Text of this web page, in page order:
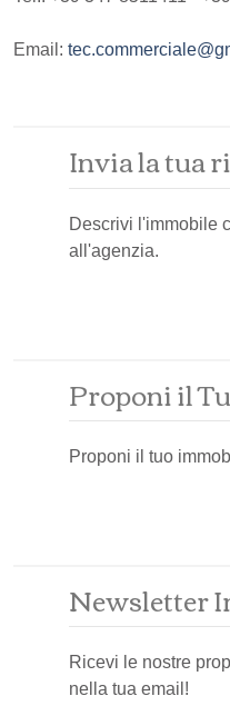
Email:
Invia la tua
Descrivi l'immobile
all'agenzia.
Proponi il
Proponi il tuo
Newsletter
Ricevi le nostre
nella tua email!